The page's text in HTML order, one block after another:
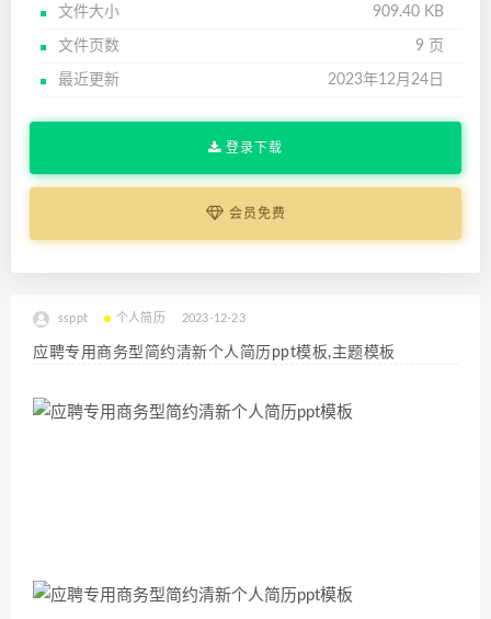
文件大小 909.40 KB
文件页数 9 页
最近更新 2023年12月24日
登录下载
会员免费
ssppt 个人简历 2023-12-23
应聘专用商务型简约清新个人简历ppt模板,主题模板